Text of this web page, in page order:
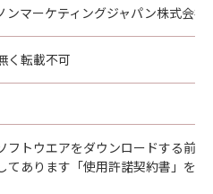
ンマーケティングジャパン株式会社
く転載不可
フトウエアをダウンロードする前
てあります「使用許諾契約書」を